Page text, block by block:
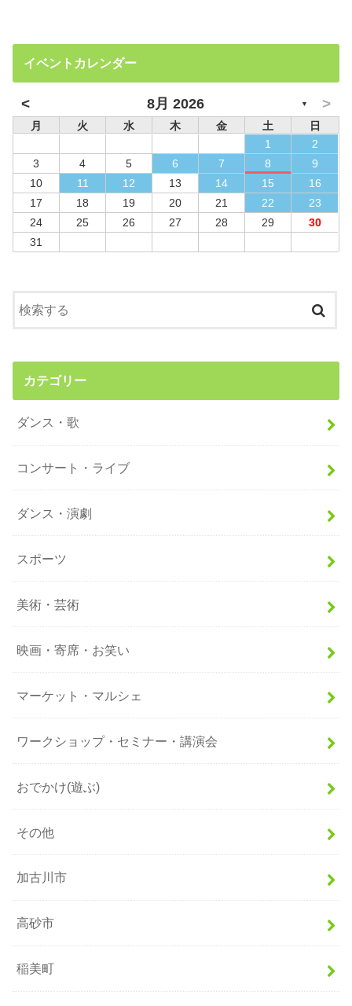
イベントカレンダー
< 8月 2026 ▼ >
月 火 水 木 金 土
日
1
2
3
4 5 6 7 8
9
10
11 12 13 14 15
16
17
18 19 20 21 22
23
24
25 26 27 28 29
30
31
カテゴリー
ダンス・歌
コンサート・ライブ
ダンス・演劇
スポーツ
美術・芸術
映画・寄席・お笑い
マーケット・マルシェ
ワークショップ・セミナー・講演会
おでかけ(遊ぶ)
その他
加古川市
高砂市
稲美町